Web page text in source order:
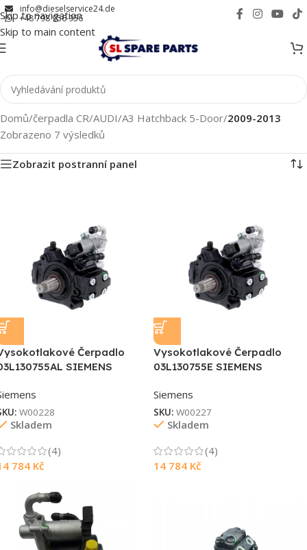
Skip to navigation
Skip to main content
info@dieselservice24.de
+48 798 956 956
Domů/čerpadla CR/AUDI/A3 Hatchback 5-Door/2009-2013
Zobrazeno 7 výsledků
Zobrazit postranní panel
Čerpadlo
SIEMENS
W00228
Skladem
(4)
784 Kč
Vysokotlakové Čerpadlo
03L130755E SIEMENS
Siemens
SKU: W00227
Skladem
(4)
14 784 Kč